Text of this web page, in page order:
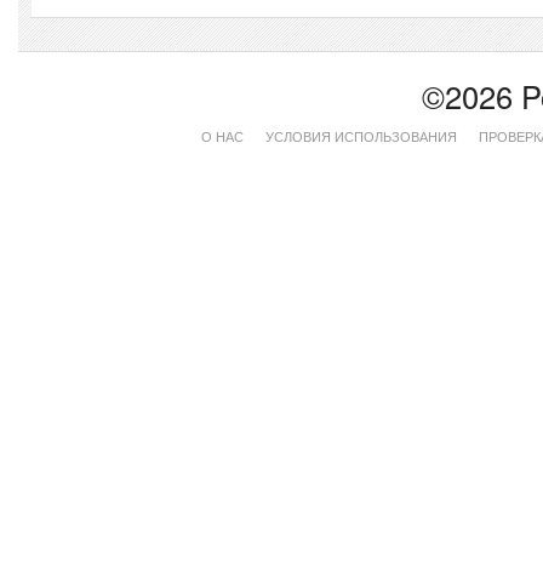
©2026
О НАС УСЛОВИЯ ИСПОЛЬЗОВАНИЯ